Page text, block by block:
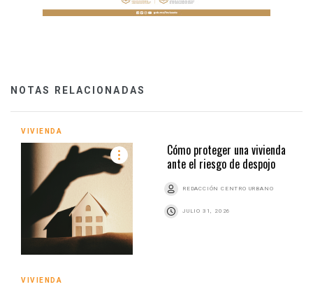
NOTAS RELACIONADAS
VIVIENDA
Cómo proteger una vivienda
ante el riesgo de despojo
REDACCIÓN CENTRO URBANO
JULIO 31, 2026
VIVIENDA